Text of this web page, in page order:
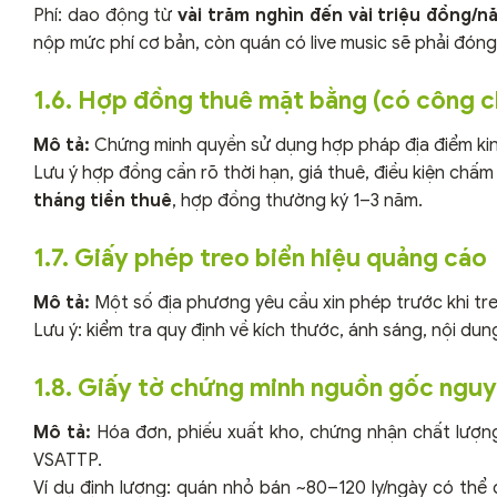
Phí: dao động từvài trăm nghìn đến vài triệu đồng/
nộp mức phí cơ bản, còn quán có live music sẽ phải
1.6. Hợp đồng thuê mặt bằng (có công
Mô tả: Chứng minh quyền sử dụng hợp pháp địa điểm
Lưu ý hợp đồng cần rõ thời hạn, giá thuê, điều kiện
tháng tiền thuê, hợp đồng thường ký 1–3 năm.
1.7. Giấy phép treo biển hiệu quảng cáo
Mô tả: Một số địa phương yêu cầu xin phép trước khi
Lưu ý: kiểm tra quy định về kích thước, ánh sáng, nội
1.8. Giấy tờ chứng minh nguồn gốc
Mô tả: Hóa đơn, phiếu xuất kho, chứng nhận chất
VSATTP.
Ví dụ định lượng: quán nhỏ bán ~80–120 ly/ngày có